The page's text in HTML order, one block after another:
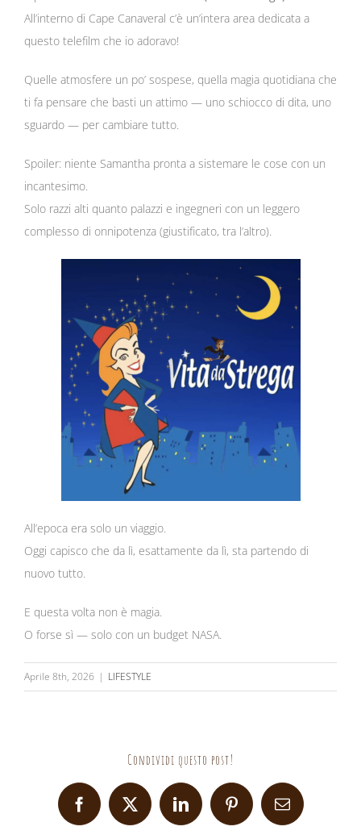
All’interno di Cape Canaveral c’è un’intera area dedicata a
questo telefilm che io adoravo!
Quelle atmosfere un po’ sospese, quella magia quotidiana che
ti fa pensare che basti un attimo — uno schiocco di dita, uno
sguardo — per cambiare tutto.
Spoiler: niente Samantha pronta a sistemare le cose con un
incantesimo.
Solo razzi alti quanto palazzi e ingegneri con un leggero
complesso di onnipotenza (giustificato, tra l’altro).
All’epoca era solo un viaggio.
Oggi capisco che da lì, esattamente da lì, sta partendo di
nuovo tutto.
E questa volta non è magia.
O forse sì — solo con un budget NASA.
Aprile 8th, 2026 | LIFESTYLE
Condividi questo post!
Facebook
X LinkedInPinterestEmail